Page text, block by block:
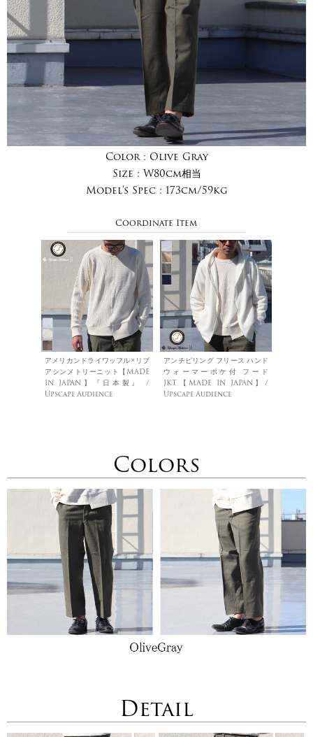
Color : Olive Gray
Size : W80cm相当
Model's Spec : 173cm/59kg
Coordinate Item
アメリカンドライワッフル×リブ
アシンメトリーニット【MADE
IN JAPAN】『日本製』 /
Upscape Audience
アンチピリング フリース ハンド
ウォーマーポケ付 フード
JKT【MADE IN JAPAN】/
Upscape Audience
Colors
Detail